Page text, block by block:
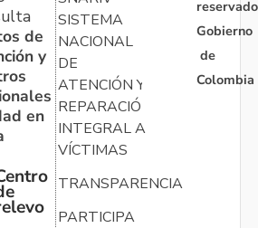
de
y
en
SISTEMA
NACIONAL
DE
ATENCIÓN Y
REPARACIÓN
INTEGRAL A
VÍCTIMAS
TRANSPARENCIA
PARTICIPA
Gobierno
de
Colombia